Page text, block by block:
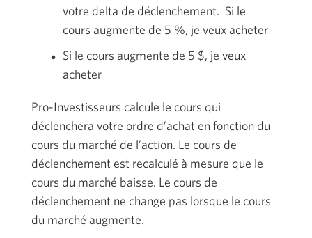
votre delta de déclenchement. Si le
cours augmente de 5 %, je veux acheter
Si le cours augmente de 5 $, je veux
acheter
Pro-Investisseurs calcule le cours qui
déclenchera votre ordre d’achat en fonction du
cours du marché de l’action. Le cours de
déclenchement est recalculé à mesure que le
cours du marché baisse. Le cours de
déclenchement ne change pas lorsque le cours
du marché augmente.